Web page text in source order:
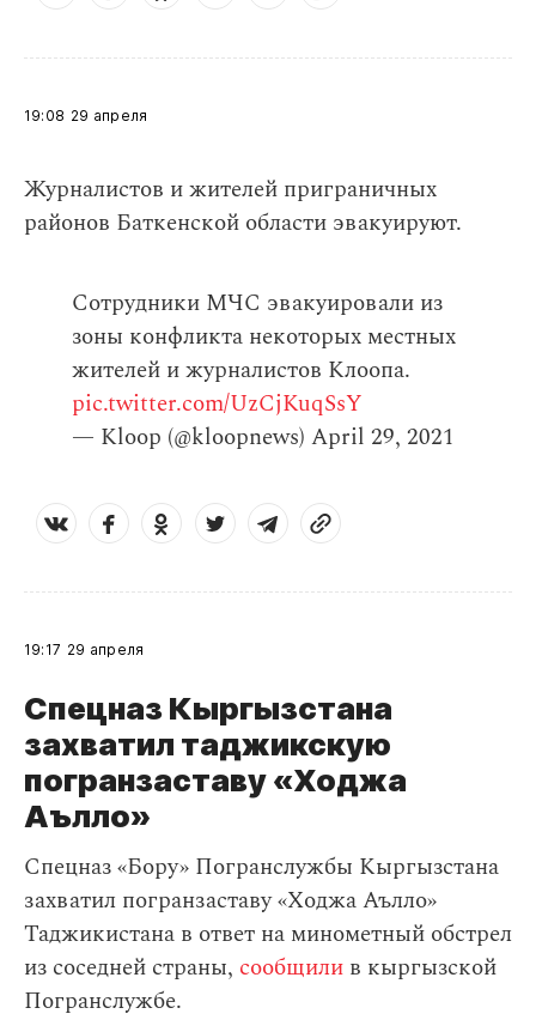
19:08 29 апреля
Журналистов и жителей приграничных
районов Баткенской области эвакуируют.
Сотрудники МЧС эвакуировали из
зоны конфликта некоторых местных
жителей и журналистов Клоопа.
pic.twitter.com/UzCjKuqSsY
— Kloop (@kloopnews) April 29, 2021
19:17 29 апреля
Спецназ Кыргызстана
захватил таджикскую
погранзаставу «Ходжа
Аълло»
Спецназ «Бору» Погранслужбы Кыргызстана
захватил погранзаставу «Ходжа Аълло»
Таджикистана в ответ на минометный обстрел
из соседней страны, сообщили в кыргызской
Погранслужбе.